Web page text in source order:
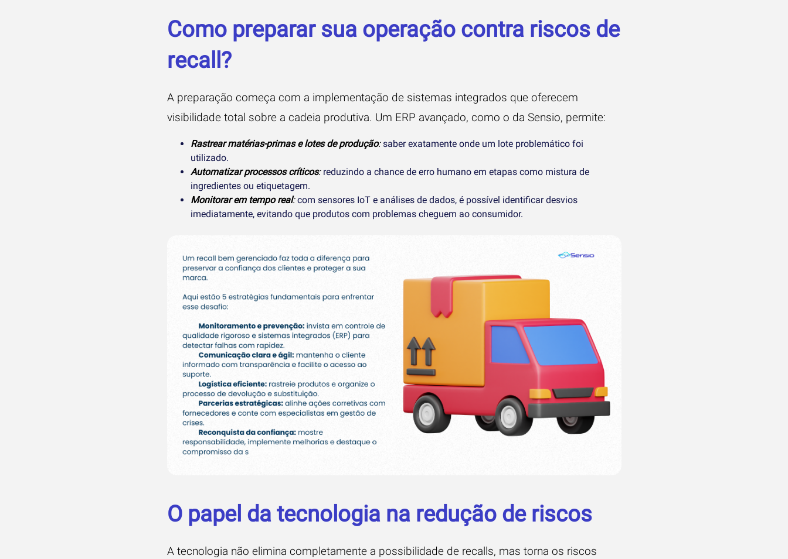
Como preparar sua operação contra riscos de
recall?
A preparação começa com a implementação de sistemas integrados que oferecem
visibilidade total sobre a cadeia produtiva. Um ERP avançado, como o da Sensio, permite:
Rastrear matérias-primas e lotes de produção: saber exatamente onde um lote problemático foi
utilizado.
Automatizar processos críticos:reduzindo a chance de erro humano em etapas como mistura de
ingredientes ou etiquetagem.
Monitorar em tempo real:com sensores IoT e análises de dados, é possível identificar desvios
imediatamente, evitando que produtos com problemas cheguem ao consumidor.
O papel da tecnologia na redução de riscos
A tecnologia não elimina completamente a possibilidade de recalls, mas torna os riscos